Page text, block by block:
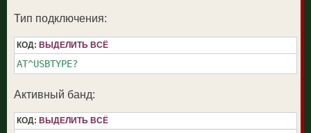
Тип подключения:
КОД: ВЫДЕЛИТЬ ВСЁ
AT^USBTYPE?
Активный банд:
КОД: ВЫДЕЛИТЬ ВСЁ